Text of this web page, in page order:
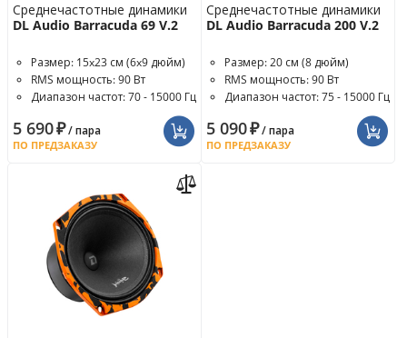
Среднечастотные динамики
DL Audio Barracuda 69 V.2
Размер: 15x23 см (6x9 дюйм)
RMS мощность: 90 Вт
Диапазон частот: 70 - 15000 Гц
5 690₽/ пара
ПО ПРЕДЗАКАЗУ
Среднечастотные динамики
DL Audio Barracuda 200 V.2
Размер: 20 см (8 дюйм)
RMS мощность: 90 Вт
Диапазон частот: 75 - 15000 Гц
5 090₽/ пара
ПО ПРЕДЗАКАЗУ